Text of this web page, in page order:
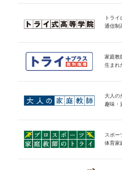
トライ
通信制
家庭教
生まれ
大人の
趣味・
スポー
体育家